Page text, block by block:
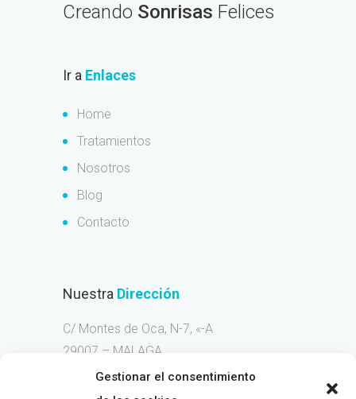
Gestionar el consentimiento
Creando Sonrisas Felices
Ir a Enlaces
Home
Tratamientos
Nosotros
Blog
Contacto
Nuestra Dirección
C/ Montes de Oca, N-7, «-A
29007 – MALAGA